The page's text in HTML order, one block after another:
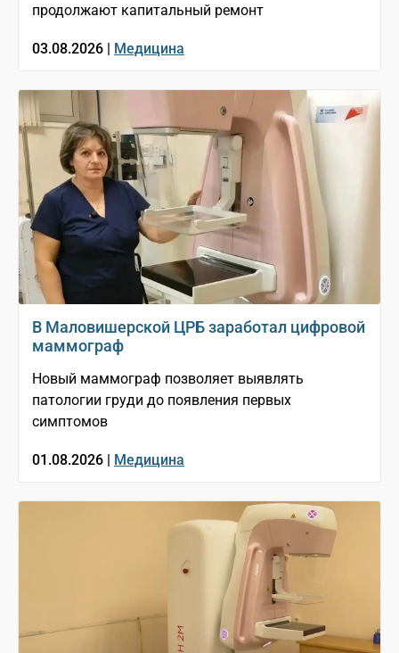
продолжают капитальный ремонт
03.08.2026 | Медицина
В Маловишерской ЦРБ заработал цифровой
маммограф
Новый маммограф позволяет выявлять
патологии груди до появления первых
симптомов
01.08.2026 | Медицина